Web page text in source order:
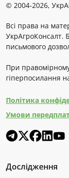
© 2004-2026,
Всі права на
УкрАгроКонсалт.
письмового
При
гіперпосилання
Політика
Умови
Дослідження